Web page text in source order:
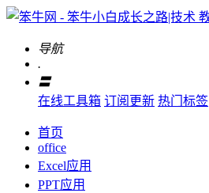
导航
.
〓
在线工具箱 订阅更新 热门标签
首页
office
Excel应用
PPT应用